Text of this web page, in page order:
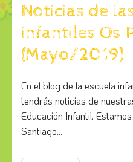
Noticias de
infantiles Os
(Mayo/2019)
En el blog de la escuela
tendrás noticias de
Educación Infantil.
Santiago...